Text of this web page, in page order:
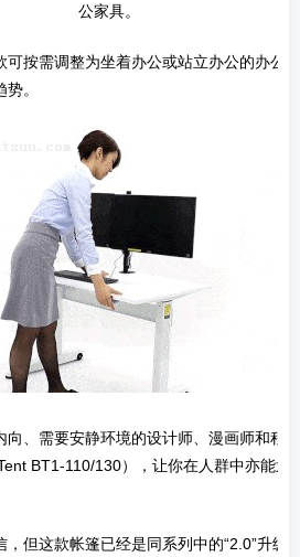
公家具。
可按需调整为坐着办公或站立办公的办公
。
向、需要安静环境的设计师、漫画师和程
BT1-110/130），让你在人群中亦能划
，但这款帐篷已经是同系列中的“2.0”升级